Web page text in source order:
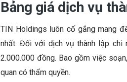
Bảng giá dịch vụ
TIN Holdings luôn cố gắng mang
nhất. Đối với dịch vụ thành lập
2.000.000 đồng. Bao gồm việc
quan có thẩm quyền.